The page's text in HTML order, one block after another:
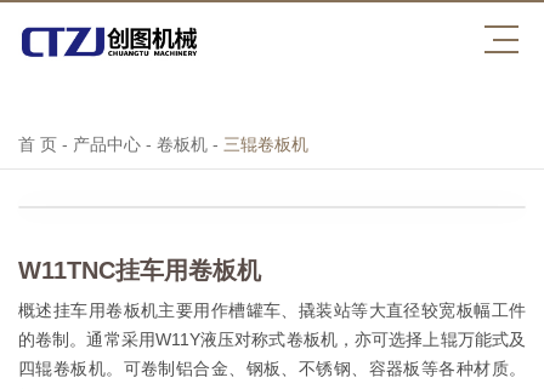
开云官方注册
首 页 - 产品中心 - 卷板机 - 三辊卷板机
W11TNC挂车用卷板机
概述挂车用卷板机主要用作槽罐车、撬装站等大直径较宽板幅工件
的卷制。通常采用W11Y液压对称式卷板机，亦可选择上辊万能式及
四辊卷板机。可卷制铝合金、钢板、不锈钢、容器板等各种材质。